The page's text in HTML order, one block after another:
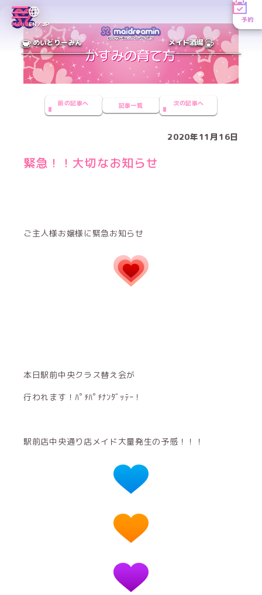
MENUEN／JP
予約
めいどりーみん メイド酒場
前の記事へ 記事一覧 次の記事へ
2020年11月16日
緊急！！大切なお知らせ
ご主人様お嬢様に緊急お知らせ
本日駅前中央クラス替え会が
行われます！ﾊﾟﾁﾊﾟﾁﾅﾝﾀﾞｯﾃｰ！
駅前店中央通り店メイド大量発生の予感！！！